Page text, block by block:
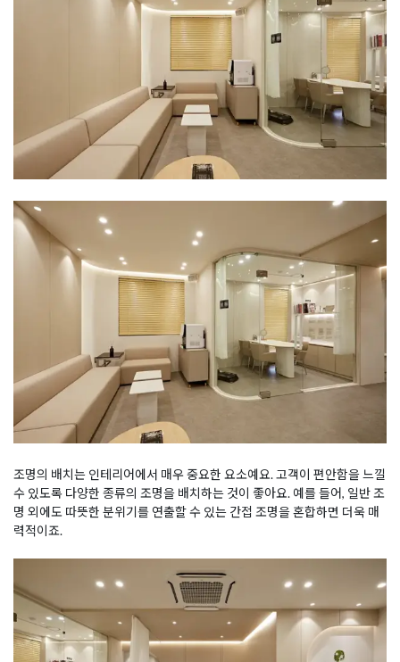
조명의 배치는 인테리어에서 매우 중요한 요소예요. 고객이 편안함을 느낄
수 있도록 다양한 종류의 조명을 배치하는 것이 좋아요. 예를 들어, 일반 조
명 외에도 따뜻한 분위기를 연출할 수 있는 간접 조명을 혼합하면 더욱 매
력적이죠.